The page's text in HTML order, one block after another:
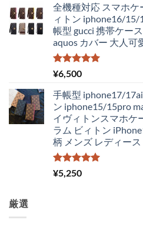
全機種対応 スマホケ
ィトン iphone16/15/
帳型 gucci 携帯ケー
aquos カバー 大人可
5段階中
5.00
¥6,500
手帳型 iphone17/
ン iphone15/15pro
イヴィトンスマホケ
ラム ビィトン
柄 メンズ レディース
5段階中
5.00
¥5,250
厳選